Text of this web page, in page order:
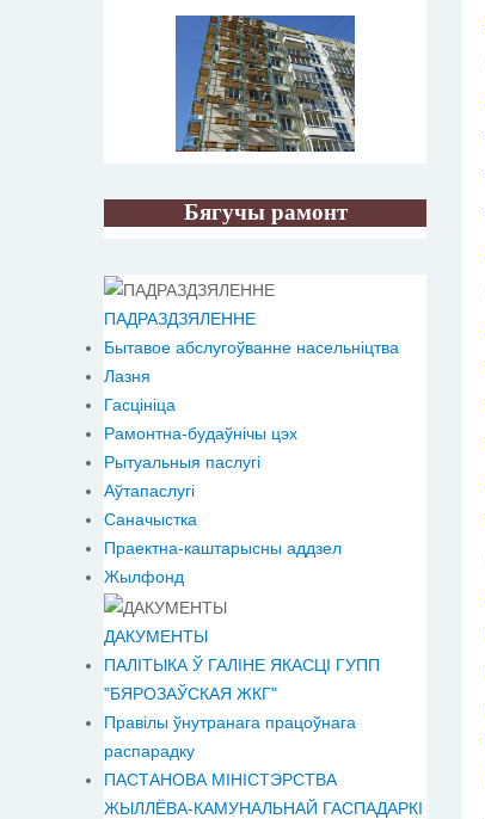
Бягучы рамонт
ПАДРАЗДЗЯЛЕННЕ
Бытавое абслугоўванне насельніцтва
Лазня
Гасцініца
Рамонтна-будаўнічы цэх
Рытуальныя паслугі
Аўтапаслугі
Саначыстка
Праектна-каштарысны аддзел
Жылфонд
ДАКУМЕНТЫ
ПАЛІТЫКА Ў ГАЛІНЕ ЯКАСЦІ ГУПП
"БЯРОЗАЎСКАЯ ЖКГ"
Правілы ўнутранага працоўнага
распарадку
ПАСТАНОВА МІНІСТЭРСТВА
ЖЫЛЛЁВА-КАМУНАЛЬНАЙ ГАСПАДАРКІ